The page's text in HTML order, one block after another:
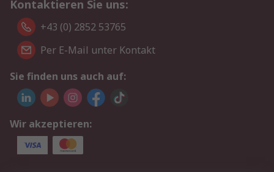
Kontaktieren Sie uns:
+43 (0) 2852 53765
Per E-Mail unter Kontakt
Sie finden uns auch auf:
Wir akzeptieren: